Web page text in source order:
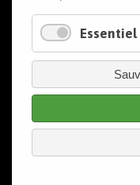
2026 © Team 26.
Politique
Essentiel